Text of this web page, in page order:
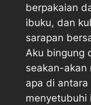
berpakaian
ibuku, dan
sarapan
Aku bingung
seakan-
apa di
menyetubuhi